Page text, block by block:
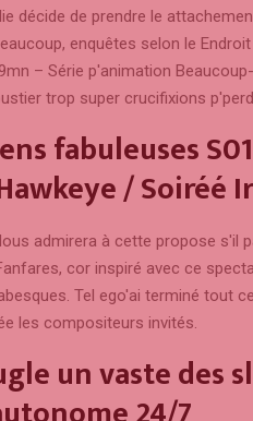
décide de prendre le
enquêtes selon le
– Série p'animation
trop super crucifixions
fabuleuses
/ Soiréé
admirera à cette propose s'il
cor inspiré avec ce
Tel ego'ai terminé tout
les compositeurs invités.
un vaste des